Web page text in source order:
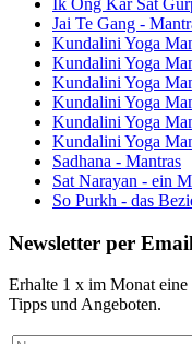
Ik Ong Kar Sat
Jai Te Gang -
Kundalini Yoga
Kundalini Yoga
Kundalini Yoga
Kundalini Yoga
Kundalini Yoga
Kundalini Yoga
Sadhana - Mantras
Sat Narayan - ein
So Purkh - das
Newsletter per Email
Erhalte 1 x im Monat
Tipps und Angeboten.